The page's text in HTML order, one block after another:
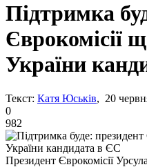
Підтримка
Єврокомісії
України
Текст: Катя Юськів, 20
0
982
Президент Єврокомісії